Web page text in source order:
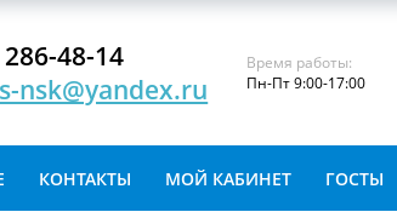
48-14
nsk@yandex.ru
Время работы:
Пн-Пт 9:00-17:00
КОНТАКТЫ МОЙ КАБИНЕТ ГОСТЫ